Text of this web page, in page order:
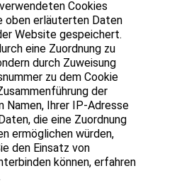
Cookies
oben erläuterten Daten
Website gespeichert.
eine Zuordnung zu
durch Zuweisung
zu dem Cookie
der
Namen, Ihrer IP-Adresse
die eine Zuordnung
ermöglichen würden,
den Einsatz von
können, erfahren